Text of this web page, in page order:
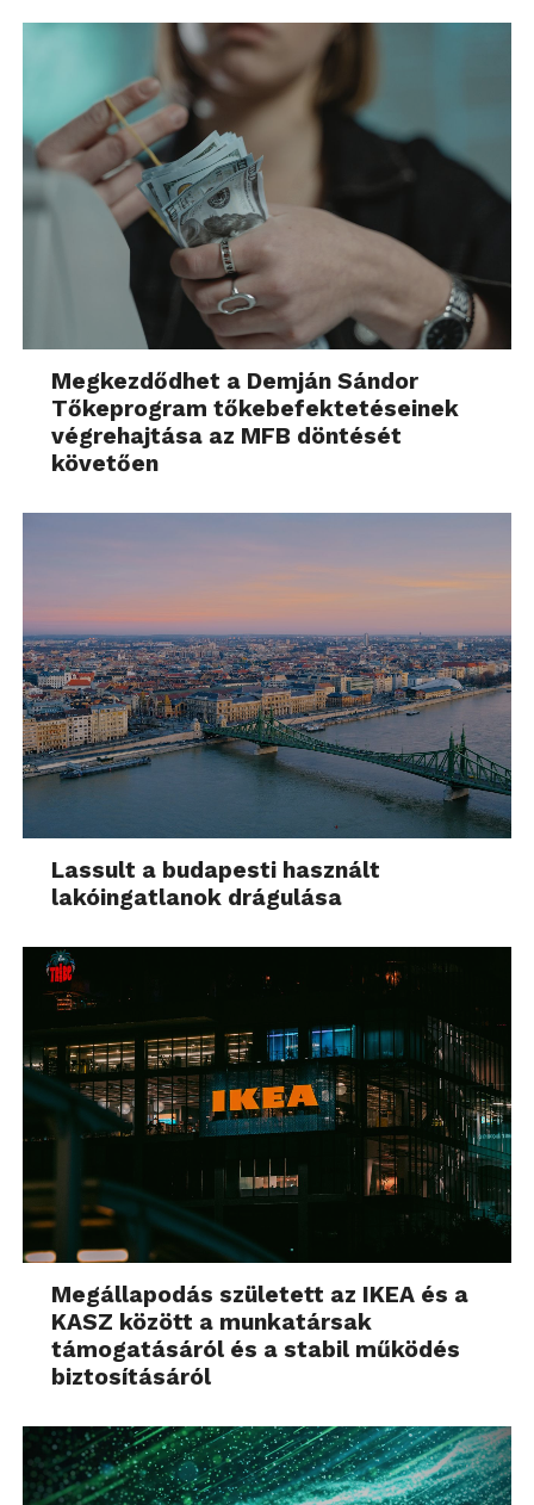
Megkezdődhet a Demján Sándor
Tőkeprogram tőkebefektetéseinek
végrehajtása az MFB döntését
követően
Lassult a budapesti használt
lakóingatlanok drágulása
Megállapodás született az IKEA és a
KASZ között a munkatársak
támogatásáról és a stabil működés
biztosításáról